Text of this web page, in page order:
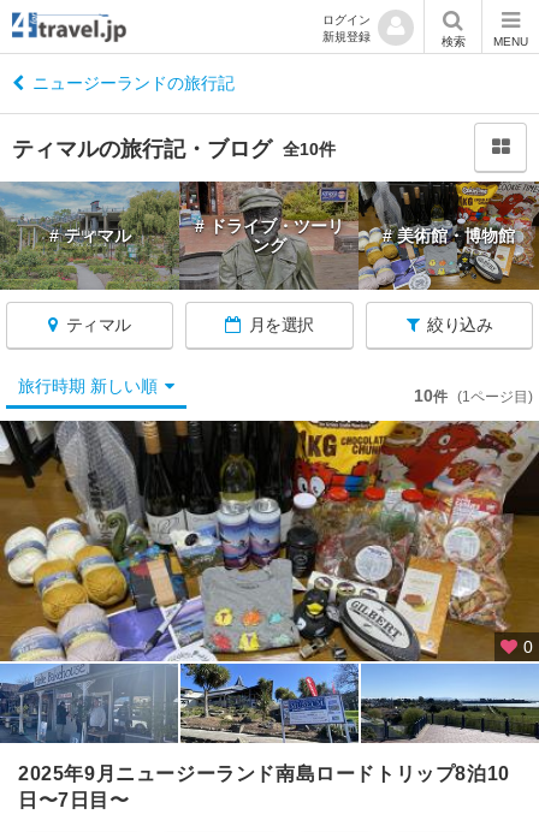
ログイン
新規登録
検索 MENU
ニュージーランドの旅行記
ティマルの旅行記・ブログ 全10件
# ティマル
# ドライブ・ツーリ
ング
# 美術館・博物館
ティマル 月を選択 絞り込み
ニ
ュ
ー
ジ
ラ
ド
へ
戻
る
★
ア
オ
キ
/
マ
ウ
ン
ト
ク
旅行時期 新しい順 10件 (1ページ目)
0
2025年9月ニュージーランド南島ロードトリップ8泊10
日〜7日目〜